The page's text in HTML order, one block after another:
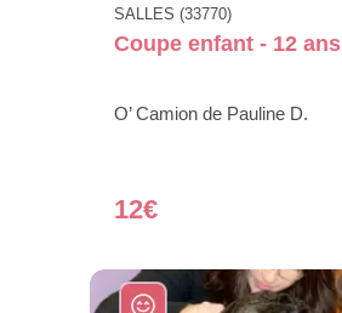
SALLES (33770)
Coupe enfant - 12 ans
O’ Camion de Pauline D.
12€